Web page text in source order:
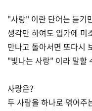
"사랑" 이란 단어는 듣기
생각만 하여도 입가에 미
만나고 돌아서면 또다시
"빛나는 사랑" 이라 말할
사랑은?
두 사람을 하나로 엮어주